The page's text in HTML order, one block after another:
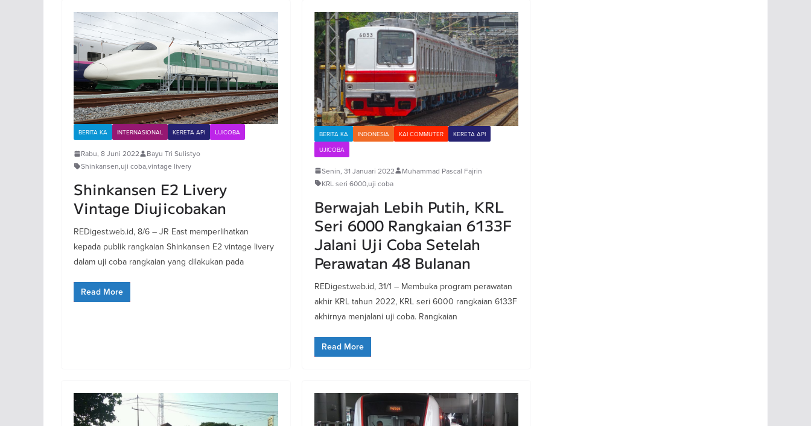
BERITA KA INTERNASIONAL KERETA API UJICOBA
Rabu, 8 Juni 2022
Bayu Tri Sulistyo
Shinkansen,uji coba,vintage livery
Shinkansen E2 Livery
Vintage Diujicobakan
REDigest.web.id, 8/6 – JR East memperlihatkan
kepada publik rangkaian Shinkansen E2 vintage livery
dalam uji coba rangkaian yang dilakukan pada
Read More
BERITA KA INDONESIA KAI COMMUTER
KERETA API
UJICOBA
Senin, 31 Januari 2022
Muhammad Pascal Fajrin
KRL seri 6000,uji coba
Berwajah Lebih Putih, KRL
Seri 6000 Rangkaian 6133F
Jalani Uji Coba Setelah
Perawatan 48 Bulanan
REDigest.web.id, 31/1 – Membuka program perawatan
akhir KRL tahun 2022, KRL seri 6000 rangkaian 6133F
akhirnya menjalani uji coba. Rangkaian
Read More